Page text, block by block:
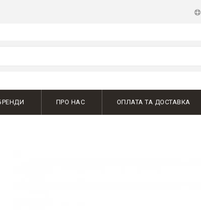
ПРО НАС ОПЛАТА ТА ДОСТАВКА